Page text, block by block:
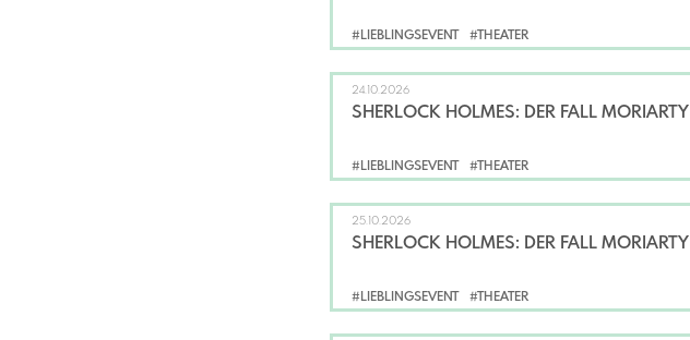
#LIEBLINGSEVENT #THEATER
#LIEBLINGSEVENT #THEATER
24.10.2026
SHERLOCK HOLMES: DER FALL MORIARTY
#LIEBLINGSEVENT #THEATER
25.10.2026
SHERLOCK HOLMES: DER FALL MORIARTY